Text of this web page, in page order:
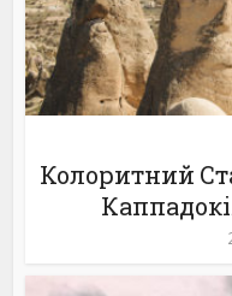
Колоритний